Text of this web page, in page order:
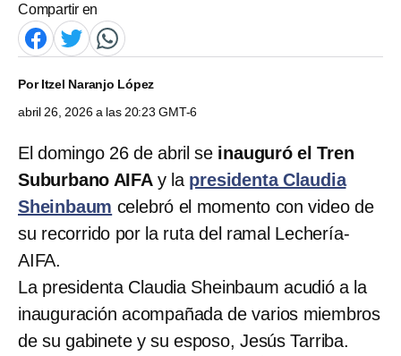
Compartir en
PorItzel Naranjo López
abril 26, 2026 a las 20:23 GMT-6
El domingo 26 de abril se inauguró el Tren
Suburbano AIFAy la presidenta Claudia
Sheinbaum celebró el momento con video de
su recorrido por la ruta del ramal Lechería-
AIFA.
La presidenta Claudia Sheinbaum acudió a la
inauguración acompañada de varios miembros
de su gabinete y su esposo, Jesús Tarriba.